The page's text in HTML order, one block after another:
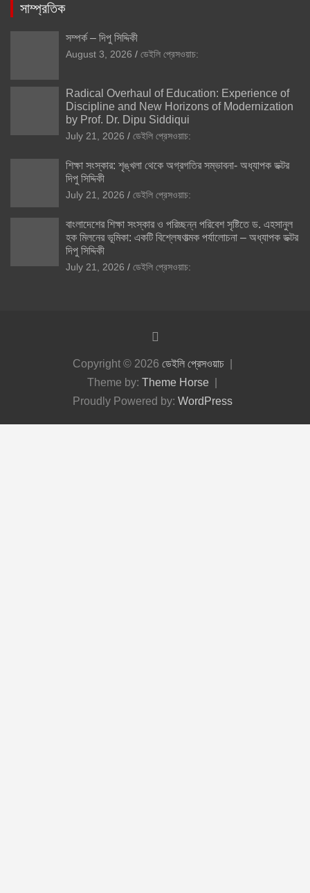
সাম্প্রতিক
সম্পর্ক – দিপু সিদ্দিকী
August 3, 2026 ডেইলি প্রেসওয়াচ:
Radical Overhaul of Education: Experience of
Discipline and New Horizons of Modernization
by Prof. Dr. Dipu Siddiqui
July 21, 2026 ডেইলি প্রেসওয়াচ:
শিক্ষা সংস্কার: শৃঙ্খলা থেকে অগ্রগতির সম্ভাবনা- অধ্যাপক ডক্টর
দিপু সিদ্দিকী
July 21, 2026 ডেইলি প্রেসওয়াচ:
বাংলাদেশের শিক্ষা সংস্কার ও পরিচ্ছন্ন পরিবেশ সৃষ্টিতে ড. এহসানুল
হক মিলনের ভূমিকা: একটি বিশ্লেষণাত্মক পর্যালোচনা – অধ্যাপক ডক্টর
দিপু সিদ্দিকী
July 21, 2026 ডেইলি প্রেসওয়াচ:
Copyright © 2026 ডেইলি প্রেসওয়াচ
Theme by: Theme Horse
Proudly Powered by: WordPress